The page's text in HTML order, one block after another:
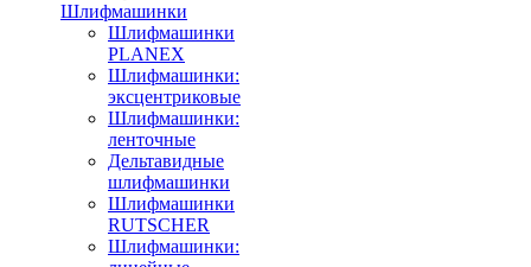
Шлифмашинки
Шлифмашинки
PLANEX
Шлифмашинки:
эксцентриковые
Шлифмашинки:
ленточные
Дельтавидные
шлифмашинки
Шлифмашинки
RUTSCHER
Шлифмашинки: